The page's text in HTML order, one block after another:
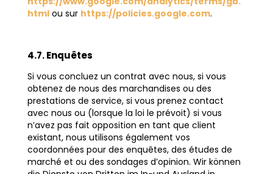
htmlou sur https://policies.google.com.
4.7. Enquêtes
Si vous concluez un contrat avec nous, si vous
obtenez de nous des marchandises ou des
prestations de service, si vous prenez contact
avec nous ou (lorsque la loi le prévoit) si vous
n’avez pas fait opposition en tant que client
existant, nous utilisons également vos
coordonnées pour des enquêtes, des études de
marché et ou des sondages d’opinion. Wir können